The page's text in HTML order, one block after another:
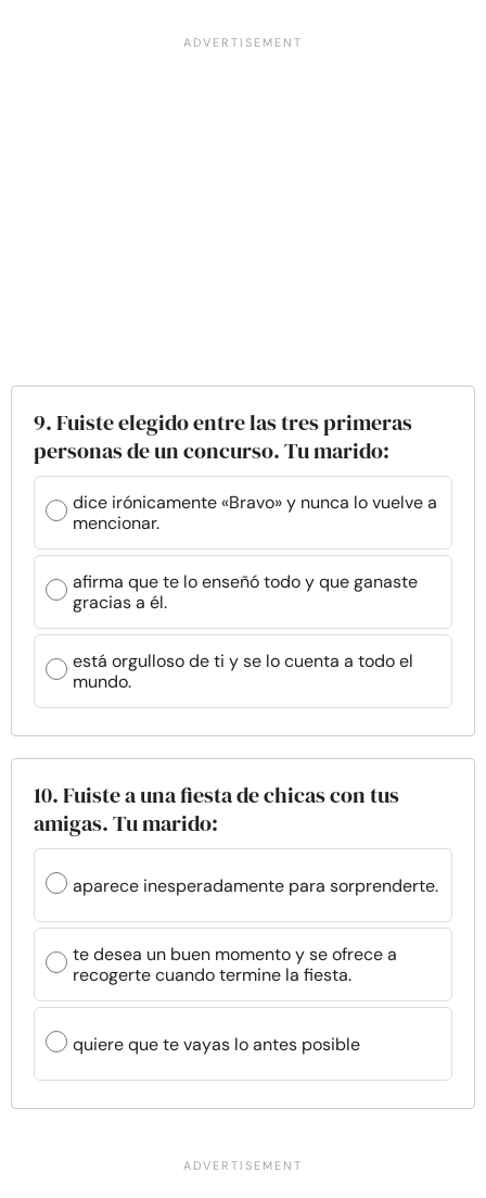
9. Fuiste elegido entre las tres primeras
personas de un concurso. Tu marido:
dice irónicamente «Bravo» y nunca lo vuelve a
mencionar.
afirma que te lo enseñó todo y que ganaste
gracias a él.
está orgulloso de ti y se lo cuenta a todo el
mundo.
10. Fuiste a una fiesta de chicas con tus
amigas. Tu marido:
aparece inesperadamente para sorprenderte.
te desea un buen momento y se ofrece a
recogerte cuando termine la fiesta.
quiere que te vayas lo antes posible